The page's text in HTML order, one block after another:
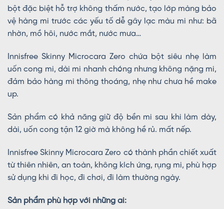
bột đặc biệt hỗ trợ không thấm nước, tạo lớp màng bảo
vệ hàng mi trước các yếu tố dễ gây lạc màu mi như: bã
nhờn, mồ hôi, nước mắt, nước mưa…
Innisfree Skinny Microcara Zero chứa bột siêu nhẹ làm
uốn cong mi, dài mi nhanh chóng nhưng không nặng mi,
đảm bảo hàng mi thông thoáng, nhẹ như chưa hề make
up.
Sản phẩm có khả năng giữ độ bền mi sau khi làm dày,
dài, uốn cong tận 12 giờ mà không hề rủ. mất nếp.
Innisfree Skinny Microcara Zero có thành phần chiết xuất
từ thiên nhiên, an toàn, không kích ứng, rụng mi, phù hợp
sử dụng khi đi học, đi chơi, đi làm thường ngày.
Sản phẩm phù hợp với những ai: